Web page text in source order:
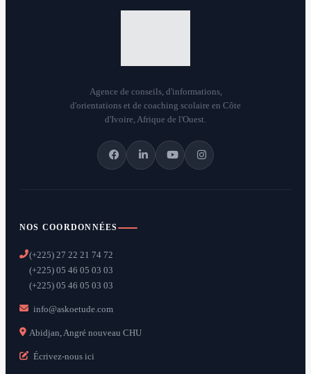
Agence de conseils, d'informations,
d'orientations et de coaching scolaire en Côte
d'Ivoire, Afrique de l'Ouest.
NOS COORDONNÉES
(+225) 27 22 21 74 72
(+225) 05 46 05 03 03
(+225) 05 46 05 03 03
info@askoetude.com
Abidjan, Angré nouveau CHU
Écrivez-nous ici